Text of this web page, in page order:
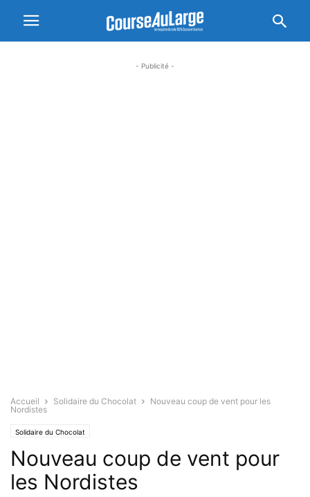
- Publicité -
Accueil Solidaire du Chocolat
Nouveau coup de vent pour les
Nordistes
Solidaire du Chocolat
Nouveau coup de vent pour
les Nordistes